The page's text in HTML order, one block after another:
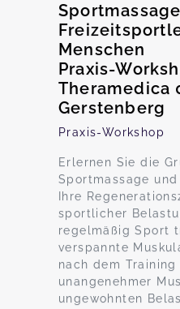
Menschen
Praxis-
Theramedica
Gerstenberg
Praxis-Workshop
Erlernen Sie die
Sportmassage
Ihre
sportlicher
regelmäßig Sport
verspannte
nach dem Training
unangenehmer
ungewohnten